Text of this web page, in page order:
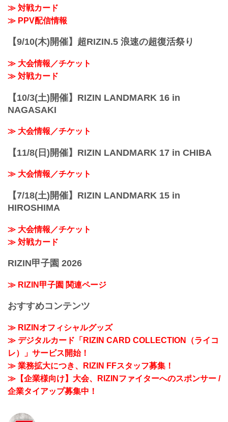
≫ 対戦カード
≫ PPV配信情報
【9/10(木)開催】超RIZIN.5 浪速の超復活祭り
≫ 大会情報／チケット
≫ 対戦カード
【10/3(土)開催】RIZIN LANDMARK 16 in
NAGASAKI
≫ 大会情報／チケット
【11/8(日)開催】RIZIN LANDMARK 17 in CHIBA
≫ 大会情報／チケット
【7/18(土)開催】RIZIN LANDMARK 15 in
HIROSHIMA
≫ 大会情報／チケット
≫ 対戦カード
RIZIN甲子園 2026
≫ RIZIN甲子園 関連ページ
おすすめコンテンツ
≫ RIZINオフィシャルグッズ
≫ デジタルカード「RIZIN CARD COLLECTION（ライコ
レ）」サービス開始！
≫ 業務拡大につき、RIZIN FFスタッフ募集！
≫【企業様向け】大会、RIZINファイターへのスポンサー /
企業タイアップ募集中！